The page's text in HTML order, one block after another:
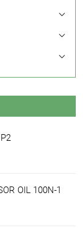
OIL 100N-1